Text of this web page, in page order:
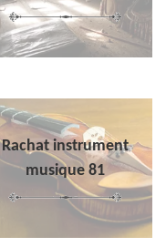
Rachat instrument
musique 81